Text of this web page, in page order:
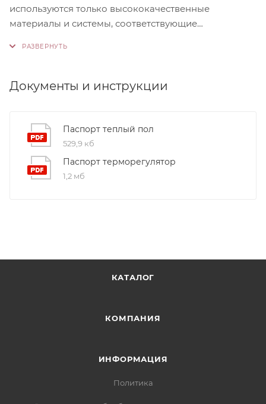
используются только высококачественные
материалы и системы, соответствующие
Документы и инструкции
Паспорт теплый пол
529,9 кб
Паспорт терморегулятор
1,2 мб
КАТАЛОГ
КОМПАНИЯ
ИНФОРМАЦИЯ
Политика